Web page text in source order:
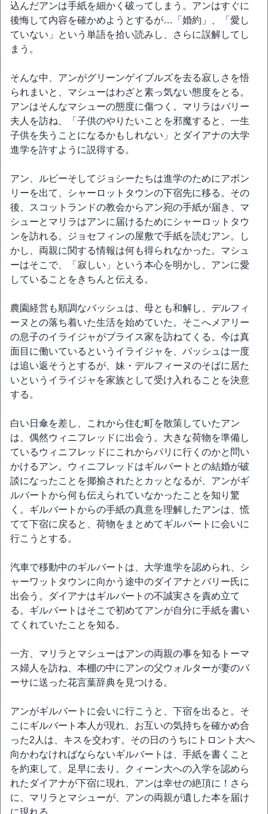
込んだアンは手紙を細かく破ってしまう。アンはすぐに
後悔して内容を確かめようとするが…「婚約」、「愛し
ていない」という単語を拾い読みし、さらに誤解してし
まう。
そんな中、アンがグリーンゲイブルズを去る寂しさを悟
られまいと、マシューはわざと素っ気ない態度をとる。
アンはそんなマシューの態度に傷つく。マリラはバリー
夫人を訪ね、「子供のやりたいことを邪魔すると、一生
子供を失うことになるかもしれない」とダイアナの大学
進学を許すように説得する。
アン、ルビーそしてジョシーたちは進学のためにアボン
リーを出て、シャーロットタウンの下宿先に移る。その
後、スコットランドの教会からアン宛の手紙が届き、マ
シューとマリラはアンに届けるためにシャーロットタウ
ンを訪れる。ジョセフィンの屋敷で手紙を読むアン。し
かし、両親に関する情報は何も得られなかった。マシュ
ーはそこで、「寂しい」という本心を明かし、アンに愛
していることをきちんと伝える。
農園経営も順調なバッシュは、母とも和解し、デルフィ
ーヌとの落ち着いた生活を始めていた。そこへメアリー
の息子のイライジャがブライス家を訪ねてくる。今は真
面目に働いているというイライジャを、バッシュは一度
は追い返そうとするが、妹・デルフィーヌのそばに居た
いというイライジャを家族として受け入れることを決意
する。
白い日傘を差し、これから住む町を散策していたアン
は、偶然ウィニフレッドに出会う。大きな荷物を準備し
ているウィニフレッドにこれからパリに行くのかと問い
かけるアン。ウィニフレッドはギルバートとの結婚が破
談になったことを揶揄されたとカッとなるが、アンがギ
ルバートから何も伝えられていなかったことを知り驚
く。ギルバートからの手紙の真意を理解したアンは、慌
てて下宿に戻ると、荷物をまとめてギルバートに会いに
行こうとする。
汽車で移動中のギルバートは、大学進学を認められ、シ
ャーワットタウンに向かう途中のダイアナとバリー氏に
出会う。ダイアナはギルバートの不誠実さを責め立て
る。ギルバートはそこで初めてアンが自分に手紙を書い
てくれていたことを知る。
一方、マリラとマシューはアンの両親の事を知るトーマ
ス婦人を訪ね、本棚の中にアンの父ウォルターが妻のバ
ーサに送った花言葉辞典を見つける。
アンがギルバートに会いに行こうと、下宿を出ると。そ
こにギルバート本人が現れ、お互いの気持ちを確かめ合
った2人は、キスを交わす。その日のうちにトロント大へ
向かわなければならないギルバートは、手紙を書くこと
を約束して、足早に去り。クィーン大への入学を認めら
れたダイアナが下宿に現れ、アンは幸せの絶頂に！さら
に、マリラとマシューが、アンの両親が遺した本を届け
に現れる。